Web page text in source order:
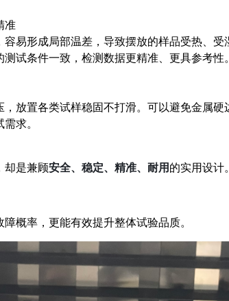
准
易形成局部温差，导致摆放的样品受热、
试条件一致，检测数据更精准、更具参考性。
放置各类试样稳固不打滑。可以避免金属
求。
却是兼顾安全、稳定、精准、耐用的实用设计。
概率，更能有效提升整体试验品质。